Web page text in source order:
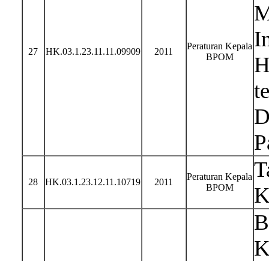
27 HK.03.1.23.11.11.09909 2011
Peraturan Kepala
BPOM
28 HK.03.1.23.12.11.10719 2011
Peraturan Kepala
BPOM